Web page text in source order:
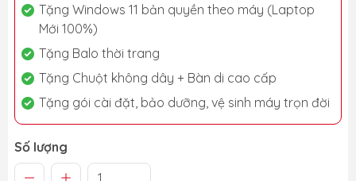
Tặng Windows 11 bản quyền theo máy (Laptop
Mới 100%)
Tặng Balo thời trang
Tặng Chuột không dây + Bàn di cao cấp
Tặng gói cài đặt, bảo dưỡng, vệ sinh máy trọn đời
Số lượng